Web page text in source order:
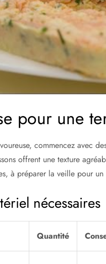
pour une
commencez avec
offrent une texture
à préparer la veille pour
nécessaires
Quantité